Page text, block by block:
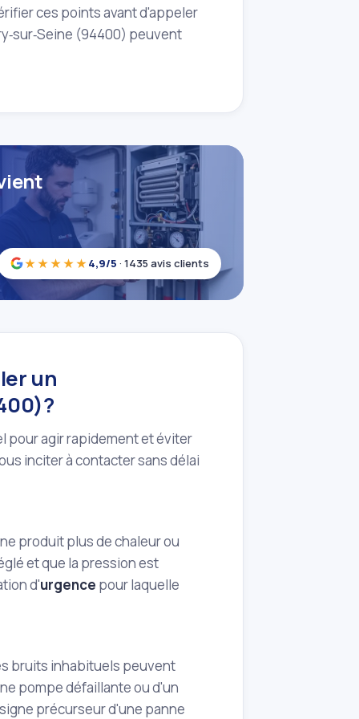
ces points avant d'appeler
(94400) peuvent
★★★★★4,9/5 · 1435 avis clients
un
pour agir rapidement et éviter
inciter à contacter sans délai
produit plus de chaleur ou
et que la pression est
d'urgence pour laquelle
bruits inhabituels peuvent
pompe défaillante ou d'un
précurseur d'une panne